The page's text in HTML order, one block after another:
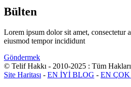
Bülten
Lorem ipsum dolor sit amet, consectetur
eiusmod tempor incididunt
Göndermek
© Telif Hakkı - 2010-2025 : Tüm Hakları
Site Haritası - EN İYİ BLOG - EN